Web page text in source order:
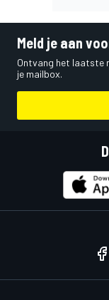
Meld je aan
Ontvang het laatste
je mailbox.